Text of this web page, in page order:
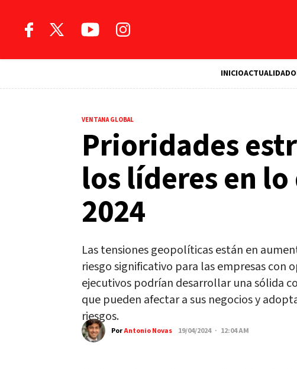
INICIOACTUALIDAD
VENTANA GLOBAL
Prioridades
los líderes en
2024
Las tensiones geopolíticas están en
riesgo significativo para las empresas con
ejecutivos podrían desarrollar una sólida
que pueden afectar a sus negocios y
riesgos.
PorAntonio Novas 19/04/2024 · 12:04 AM